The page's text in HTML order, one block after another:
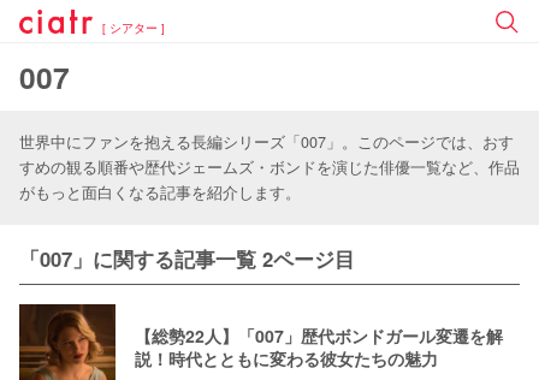
[ シアター ]
007
世界中にファンを抱える長編シリーズ「007」。このページでは、おす
すめの観る順番や歴代ジェームズ・ボンドを演じた俳優一覧など、作品
がもっと面白くなる記事を紹介します。
「007」に関する記事一覧 2ページ目
【総勢22人】「007」歴代ボンドガール変遷を解
説！時代とともに変わる彼女たちの魅力